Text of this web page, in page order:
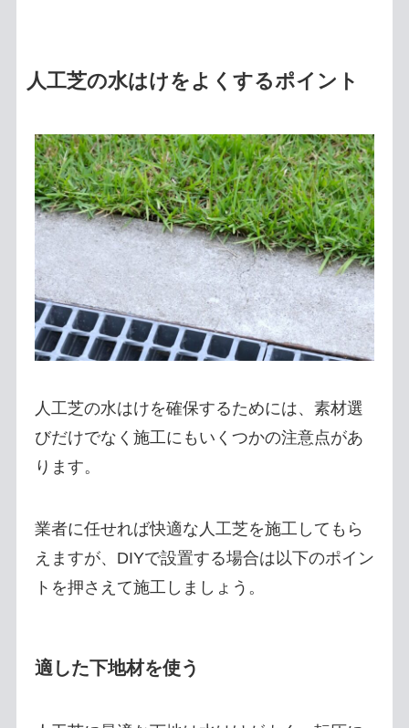
人工芝の水はけをよくするポイント
人工芝の水はけを確保するためには、素材選
びだけでなく施工にもいくつかの注意点があ
ります。
業者に任せれば快適な人工芝を施工してもら
えますが、DIYで設置する場合は以下のポイン
トを押さえて施工しましょう。
適した下地材を使う